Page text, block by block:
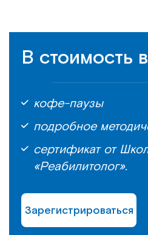
В стоимость
кофе-паузы
подробное
сертификат от
«Реабилитолог».
Зарегистрироваться